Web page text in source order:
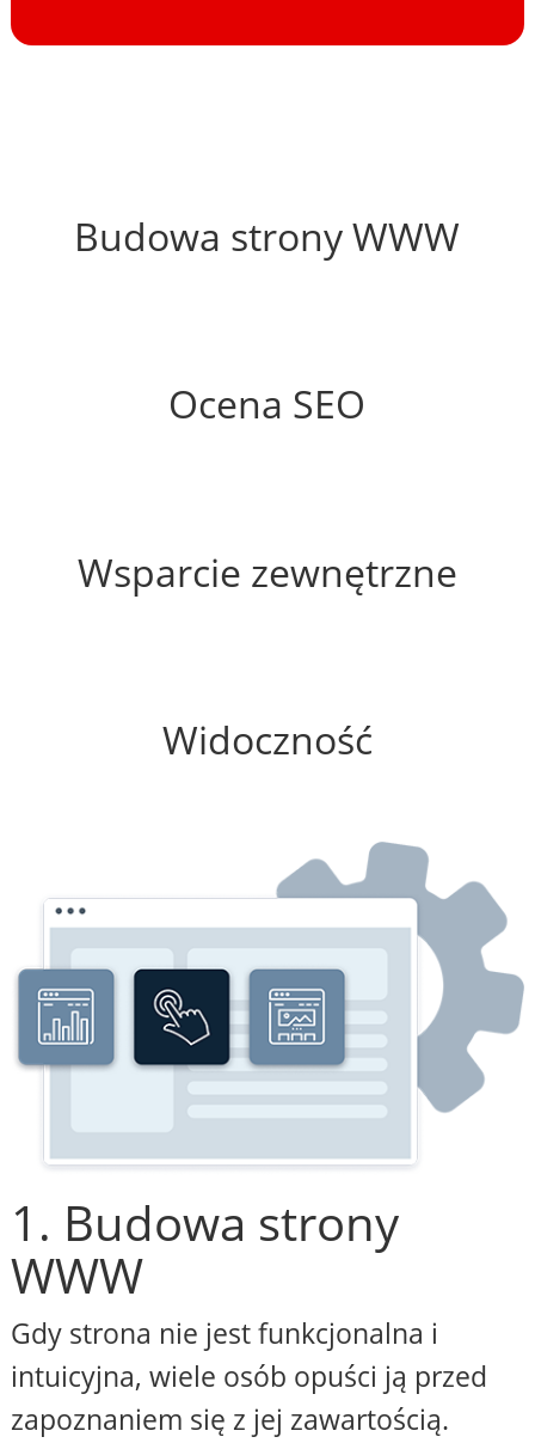
Budowa strony WWW
Ocena SEO
Wsparcie zewnętrzne
Widoczność
1. Budowa strony
WWW
Gdy strona nie jest funkcjonalna i
intuicyjna, wiele osób opuści ją przed
zapoznaniem się z jej zawartością.